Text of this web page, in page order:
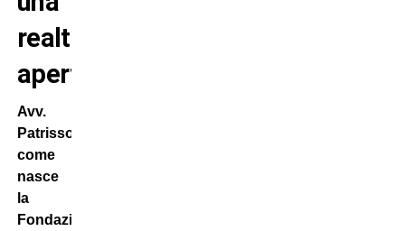
realtà
aperta!
Avv.
Patrisso,
come
nasce
la
Fondazione